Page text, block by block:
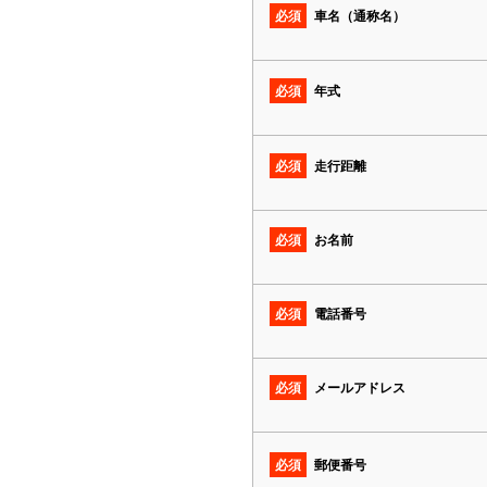
必須 車名（通称名）
必須 年式
必須 走行距離
必須 お名前
必須 電話番号
必須 メールアドレス
必須 郵便番号